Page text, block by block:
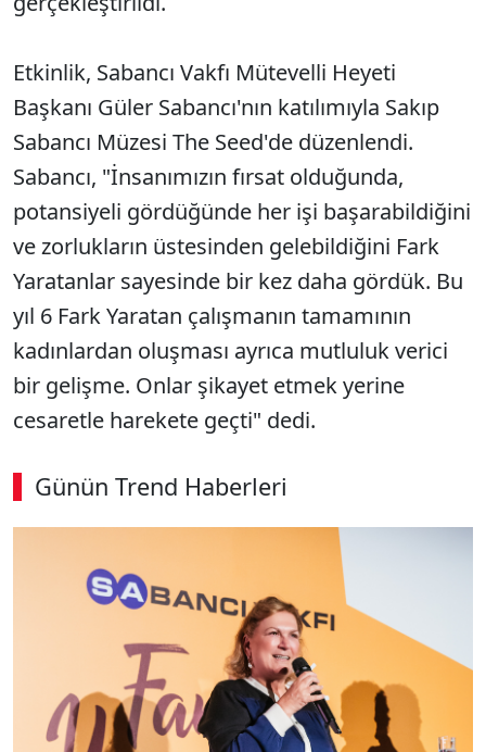
Etkinlik, Sabancı Vakfı Mütevelli Heyeti
Başkanı Güler Sabancı'nın katılımıyla Sakıp
Sabancı Müzesi The Seed'de düzenlendi.
Sabancı, "İnsanımızın fırsat olduğunda,
potansiyeli gördüğünde her işi başarabildiğini
ve zorlukların üstesinden gelebildiğini Fark
Yaratanlar sayesinde bir kez daha gördük. Bu
yıl 6 Fark Yaratan çalışmanın tamamının
kadınlardan oluşması ayrıca mutluluk verici
bir gelişme. Onlar şikayet etmek yerine
cesaretle harekete geçti" dedi.
Günün Trend Haberleri